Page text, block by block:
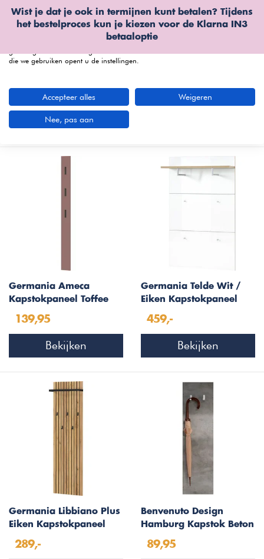
Wist je dat je ook in termijnen kunt betalen? Tijdens
het bestelproces kun je kiezen voor de Klarna IN3
betaaloptie
Kapstokken bij Furnea (16 artikelen)
Filters
Germania Ameca
Kapstokpaneel Toffee
139,95
Bekijken
Germania Telde Wit /
Eiken Kapstokpaneel
459,-
Bekijken
Germania Libbiano Plus
Eiken Kapstokpaneel
289,-
Benvenuto Design
Hamburg Kapstok Beton
89,95
Wij gebruiken cookies
We kunnen deze plaatsen voor analyse van onze bezoekersgegevens, om
onze website te verbeteren, gepersonaliseerde inhoud te tonen en om u een
die we gebruiken opent u de instellingen.
Accepteer alles Weigeren
Nee, pas aan